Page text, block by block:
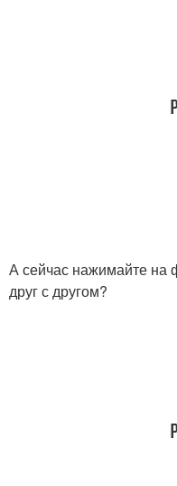
А сейчас нажимайте на
друг с другом?